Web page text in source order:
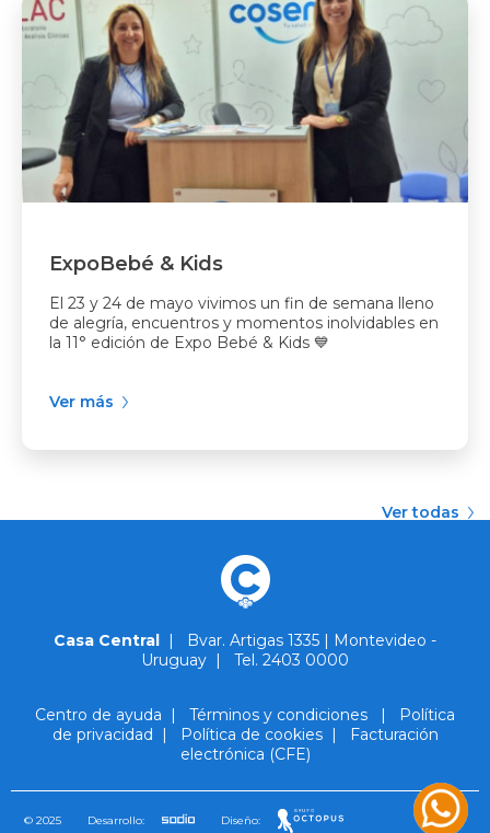
ExpoBebé & Kids
El 23 y 24 de mayo vivimos un fin de semana lleno
de alegría, encuentros y momentos inolvidables en
la 11° edición de Expo Bebé & Kids 💙
Ver más
Ver todas
Casa Central |
Bvar. Artigas 1335 | Montevideo -
Uruguay | Tel. 2403 0000
Centro de ayuda | Términos y condiciones |
Política
de privacidad | Política de cookies|
Facturación
electrónica (CFE)
© 2025 Desarrollo: Diseño: